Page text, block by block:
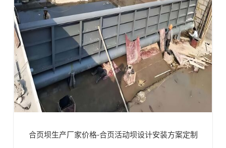
合页坝生产厂家价格-合页活动坝设计安装方案定制